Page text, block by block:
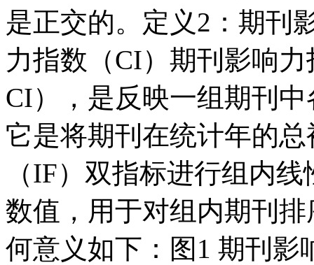
是正交的。定义2：期刊
力指数（CI）期刊影响
CI），是反映一组期刊
它是将期刊在统计年的
（IF）双指标进行组内
数值，用于对组内期刊
何意义如下：图1 期刊影